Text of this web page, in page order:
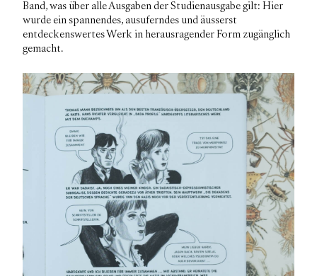
Band, was über alle Ausgaben der Studienausgabe gilt: Hier
wurde ein spannendes, ausuferndes und äusserst
entdeckenswertes Werk in herausragender Form zugänglich
gemacht.